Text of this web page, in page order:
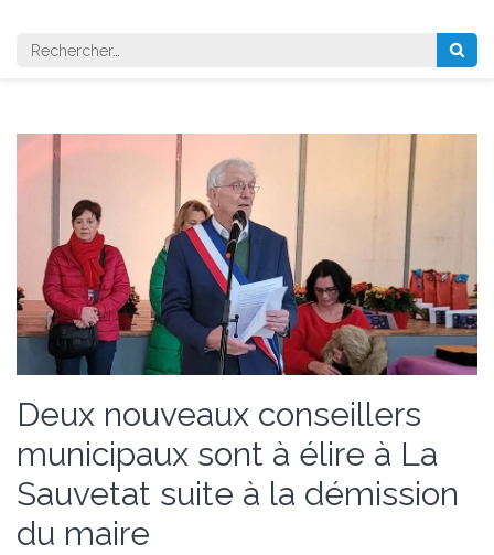
Rechercher
Deux nouveaux conseillers
municipaux sont à élire à La
Sauvetat suite à la démission
du maire